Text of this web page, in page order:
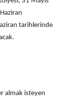
tarihlerinde
almak isteyen